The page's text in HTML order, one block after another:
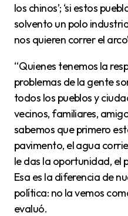
los chinos’; ‘si estos
solvento un polo
nos quieren correr el
“Quienes tenemos la responsabilidad de resolver los
problemas de la gente
todos los pueblos y
vecinos, familiares,
sabemos que primero
pavimento, el agua
le das la oportunidad, el
Esa es la diferencia de
política: no la vemos
evaluó.